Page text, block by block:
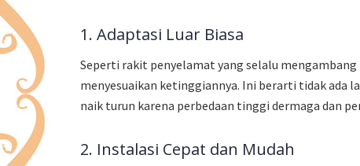
1. Adaptasi Luar Biasa
Seperti rakit penyelamat yang selalu
menyesuaikan ketinggiannya. Ini berarti tidak ada
naik turun karena perbedaan tinggi dermaga dan
2. Instalasi Cepat dan Mudah